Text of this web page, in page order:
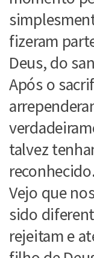
fizeram
Deus, do
Após o
talvez
reconhecido.
Vejo que
sido
rejeitam e